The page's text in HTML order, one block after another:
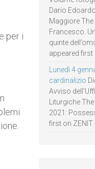
per i
Dario
Maggiore The
Francesco.
quinte
appeared first
Lunedì 4
cardinalizio
Avviso
Liturgiche
2021:
first on ZENIT